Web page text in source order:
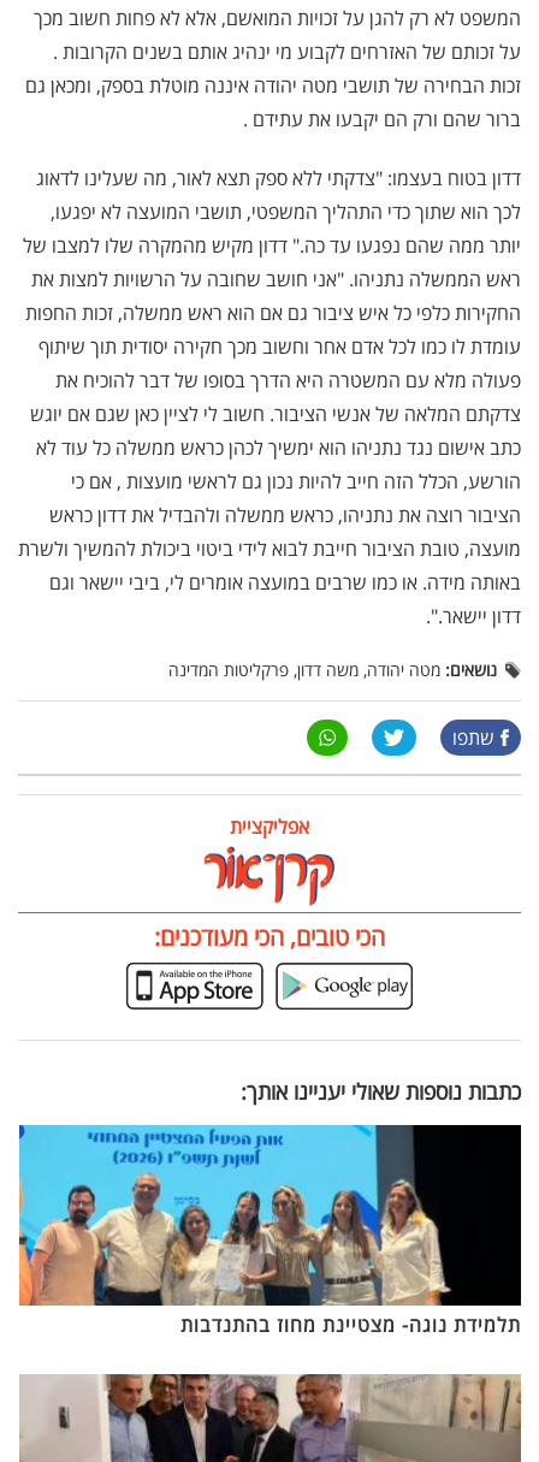
המשפט לא רק להגן על זכויות המואשם, אלא לא פחות חשוב מכך
על זכותם של האזרחים לקבוע מי ינהיג אותם בשנים הקרובות .
זכות הבחירה של תושבי מטה יהודה איננה מוטלת בספק, ומכאן גם
ברור שהם ורק הם יקבעו את עתידם .
דדון בטוח בעצמו: "צדקתי ללא ספק תצא לאור, מה שעלינו לדאוג
לכך הוא שתוך כדי התהליך המשפטי, תושבי המועצה לא יפגעו,
יותר ממה שהם נפגעו עד כה." דדון מקיש מהמקרה שלו למצבו של
ראש הממשלה נתניהו. "אני חושב שחובה על הרשויות למצות את
החקירות כלפי כל איש ציבור גם אם הוא ראש ממשלה, זכות החפות
עומדת לו כמו לכל אדם אחר וחשוב מכך חקירה יסודית תוך שיתוף
פעולה מלא עם המשטרה היא הדרך בסופו של דבר להוכיח את
צדקתם המלאה של אנשי הציבור. חשוב לי לציין כאן שגם אם יוגש
כתב אישום נגד נתניהו הוא ימשיך לכהן כראש ממשלה כל עוד לא
הורשע, הכלל הזה חייב להיות נכון גם לראשי מועצות , אם כי
הציבור רוצה את נתניהו, כראש ממשלה ולהבדיל את דדון כראש
מועצה, טובת הציבור חייבת לבוא לידי ביטוי ביכולת להמשיך ולשרת
באותה מידה. או כמו שרבים במועצה אומרים לי, ביבי יישאר וגם
דדון יישאר.".
נושאים: מטה יהודה, משה דדון, פרקליטות המדינה
שתפו
אפליקציית
הכי טובים, הכי מעודכנים:
כתבות נוספות שאולי יעניינו אותך:
תלמידת נוגה- מצטיינת מחוז בהתנדבות